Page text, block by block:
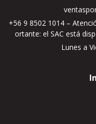
+56 9 8502 1014 –
ortante: el SAC está
Lunes a